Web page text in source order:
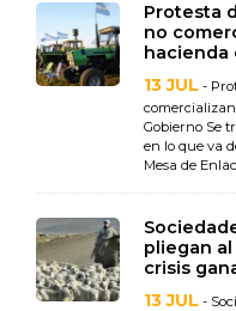
Protesta
no
hacienda
13 JUL -
Gobierno Se
en lo que va
Mesa de
pliegan
crisis
13 JUL -